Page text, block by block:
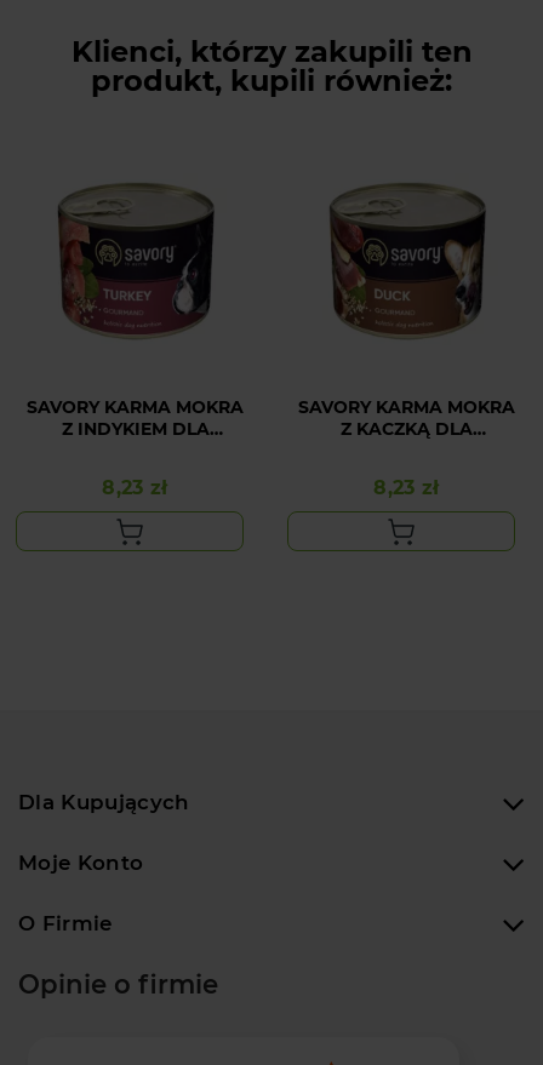
Klienci, którzy zakupili ten
produkt, kupili również:
SAVORY KARMA MOKRA
Z INDYKIEM DLA
Cena
8,23 zł
SAVORY KARMA MOKRA
Z KACZKĄ DLA
Cena
8,23 zł
Dla Kupujących
Moje Konto
O Firmie
Opinie o firmie